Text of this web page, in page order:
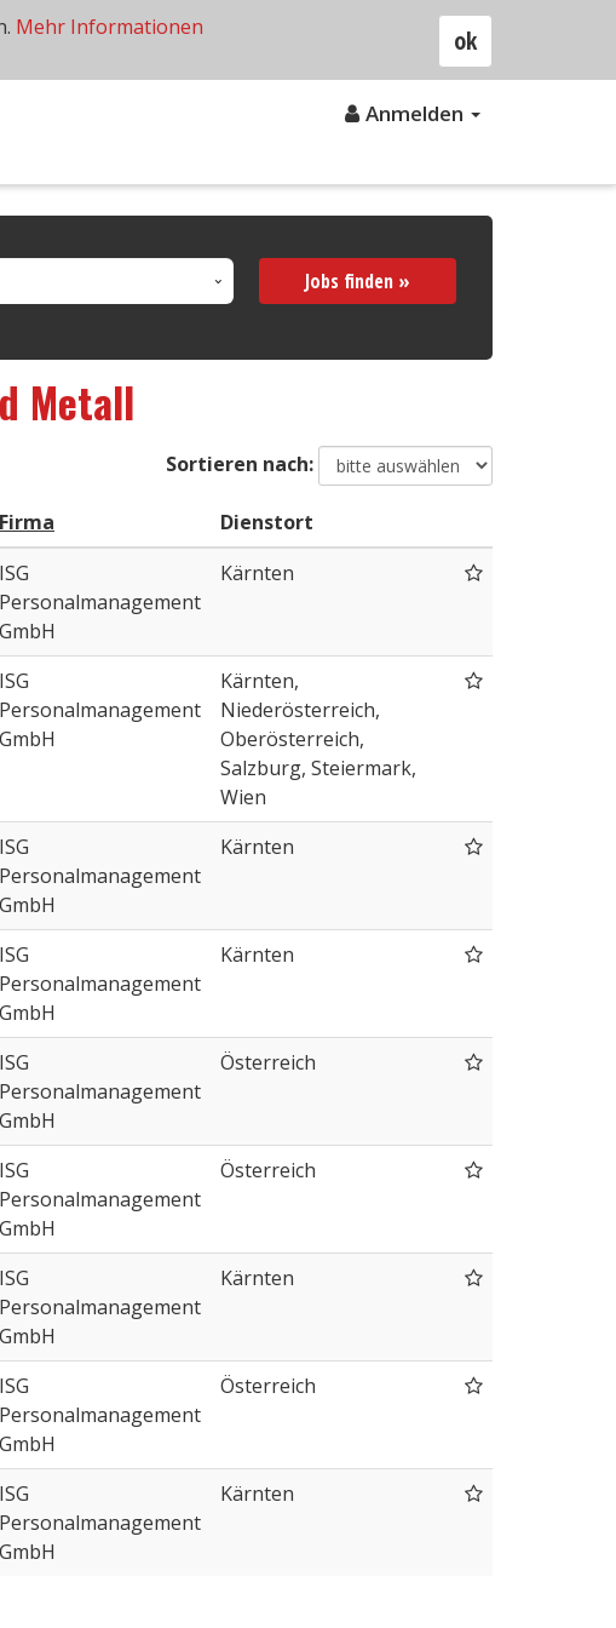
Anmelden
Jobs finden »
Metall
Sortieren nach:
Firma
Dienstort
ISG
Personalmanagement
GmbH
Kärnten
ISG
Personalmanagement
GmbH
Kärnten,
Niederösterreich,
Oberösterreich,
Salzburg, Steiermark,
Wien
ISG
Personalmanagement
GmbH
Kärnten
ISG
Personalmanagement
GmbH
Kärnten
ISG
Personalmanagement
GmbH
Österreich
ISG
Personalmanagement
GmbH
Österreich
ISG
Personalmanagement
GmbH
Kärnten
ISG
Personalmanagement
GmbH
Österreich
ISG
Personalmanagement
GmbH
Kärnten
ok
Mehr Informationen